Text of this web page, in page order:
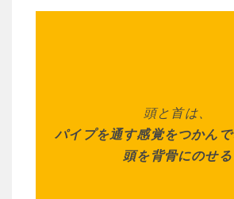
頭と首は、
パイプを通す感覚をつかん
頭を背骨にのせる